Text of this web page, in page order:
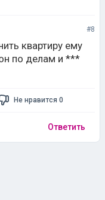
#8
квартиру ему
по делам и ***
Не нравится 0
Ответить